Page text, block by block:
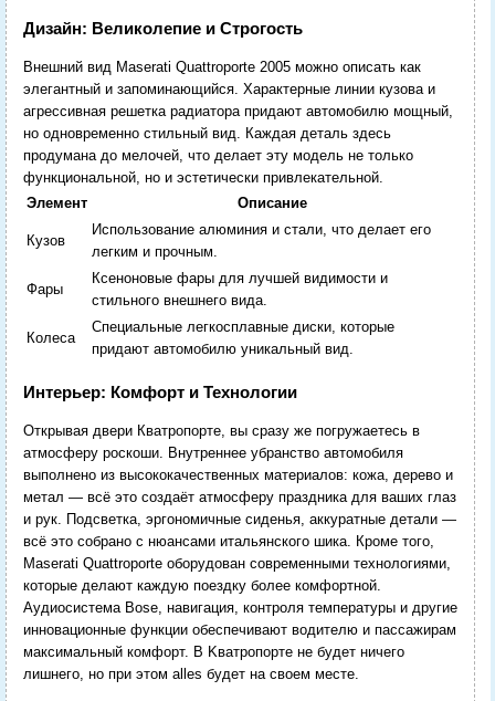
Дизайн: Великолепие и Строгость
Внешний вид Maserati Quattroporte 2005 можно описать как
элегантный и запоминающийся. Характерные линии кузова и
агрессивная решетка радиатора придают автомобилю мощный,
но одновременно стильный вид. Каждая деталь здесь
продумана до мелочей, что делает эту модель не только
функциональной, но и эстетически привлекательной.
Элемент
Описание
Кузов
Использование алюминия и стали, что делает его
легким и прочным.
Фары
Ксеноновые фары для лучшей видимости и
стильного внешнего вида.
Колеса
Специальные легкосплавные диски, которые
придают автомобилю уникальный вид.
Интерьер: Комфорт и Технологии
Открывая двери Кватропорте, вы сразу же погружаетесь в
атмосферу роскоши. Внутреннее убранство автомобиля
выполнено из высококачественных материалов: кожа, дерево и
метал — всё это создаёт атмосферу праздника для ваших глаз
и рук. Подсветка, эргономичные сиденья, аккуратные детали —
всё это собрано с нюансами итальянского шика. Кроме того,
Maserati Quattroporte оборудован современными технологиями,
которые делают каждую поездку более комфортной.
Аудиосистема Bose, навигация, контроля температуры и другие
инновационные функции обеспечивают водителю и пассажирам
максимальный комфорт. В Kватропорте не будет ничего
лишнего, но при этом alles будет на своем месте.